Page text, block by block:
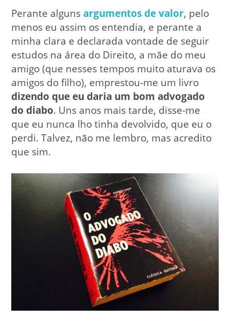
Perante algunsargumentos de valor, pelo
menos eu assim os entendia, e perante a
minha clara e declarada vontade de seguir
estudos na área do Direito, a mãe do meu
amigo (que nesses tempos muito aturava os
amigos do filho), emprestou-me um livro
dizendo que eu daria um bom advogado
do diabo. Uns anos mais tarde, disse-me
que eu nunca lho tinha devolvido, que eu o
perdi. Talvez, não me lembro, mas acredito
que sim.